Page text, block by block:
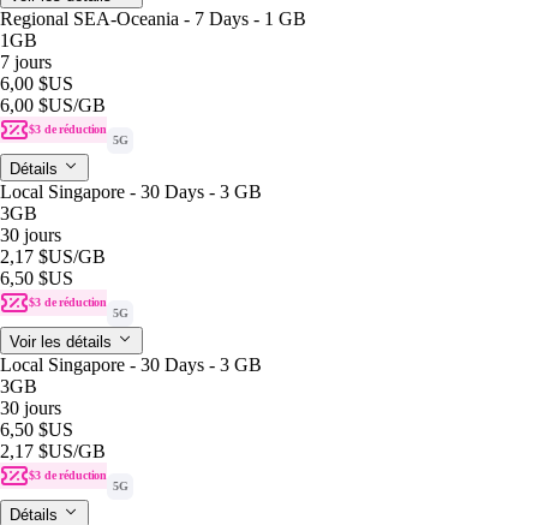
Regional SEA-Oceania - 7 Days - 1 GB
1GB
7 jours
6,00 $US
6,00 $US/GB
$3 de réduction
5G
Détails
Local Singapore - 30 Days - 3 GB
3GB
30 jours
2,17 $US/GB
6,50 $US
$3 de réduction
5G
Voir les détails
Local Singapore - 30 Days - 3 GB
3GB
30 jours
6,50 $US
2,17 $US/GB
$3 de réduction
5G
Détails